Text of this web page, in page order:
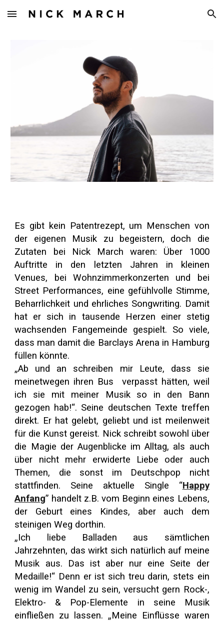
Skip to main content Skip to navigation
Es gibt kein Patentrezept, um Menschen von
der eigenen Musik zu begeistern, doch die
Zutaten bei Nick March waren: Über 1000
Auftritte in den letzten Jahren in kleinen
Venues, bei Wohnzimmerkonzerten und bei
Street Performances, eine gefühlvolle Stimme,
Beharrlichkeit und ehrliches Songwriting. Damit
hat er sich in tausende Herzen einer stetig
wachsenden Fangemeinde gespielt. So viele,
dass man damit die Barclays Arena in Hamburg
füllen könnte.
„Ab und an schreiben mir Leute, dass sie
meinetwegen ihren Bus verpasst hätten, weil
ich sie mit meiner Musik so in den Bann
gezogen hab!“. Seine deutschen Texte treffen
direkt. Er hat gelebt, geliebt und ist meilenweit
für die Kunst gereist. Nick schreibt sowohl über
die Magie der Augenblicke im Alltag, als auch
über nicht mehr erwiderte Liebe oder auch
Themen, die sonst im Deutschpop nicht
stattfinden. Seine aktuelle Single “Happy
Anfang” handelt z.B. vom Beginn eines Lebens,
der Geburt eines Kindes, aber auch dem
steinigen Weg dorthin.
„Ich liebe Balladen aus sämtlichen
Jahrzehnten, das wirkt sich natürlich auf meine
Musik aus. Das ist aber nur eine Seite der
Medaille!“ Denn er ist sich treu darin, stets ein
wenig im Wandel zu sein, versucht gern Rock-,
Elektro- & Pop-Elemente in seine Musik
einfließen zu lassen. „Meine Einflüsse waren